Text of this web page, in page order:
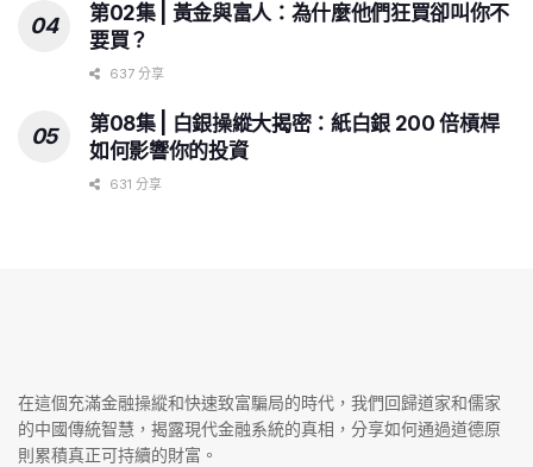
第02集 | 黃金與富人：為什麼他們狂買卻叫你不
要買？
637 分享
第08集 | 白銀操縱大揭密：紙白銀 200 倍槓桿
如何影響你的投資
631 分享
在這個充滿金融操縱和快速致富騙局的時代，我們回歸道家和儒家
的中國傳統智慧，揭露現代金融系統的真相，分享如何通過道德原
則累積真正可持續的財富。